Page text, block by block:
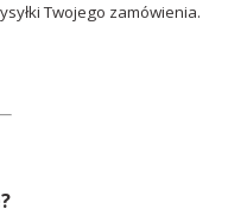
Twojego zamówienia.